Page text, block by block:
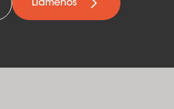
Llámenos